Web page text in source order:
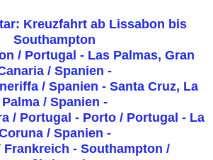
Kreuzfahrt ab Lissabon bis
Southampton
/ Portugal - Las Palmas, Gran
/ Spanien -
/ Spanien - Santa Cruz, La
Palma / Spanien -
/ Portugal - Porto / Portugal - La
/ Spanien -
Frankreich - Southampton /